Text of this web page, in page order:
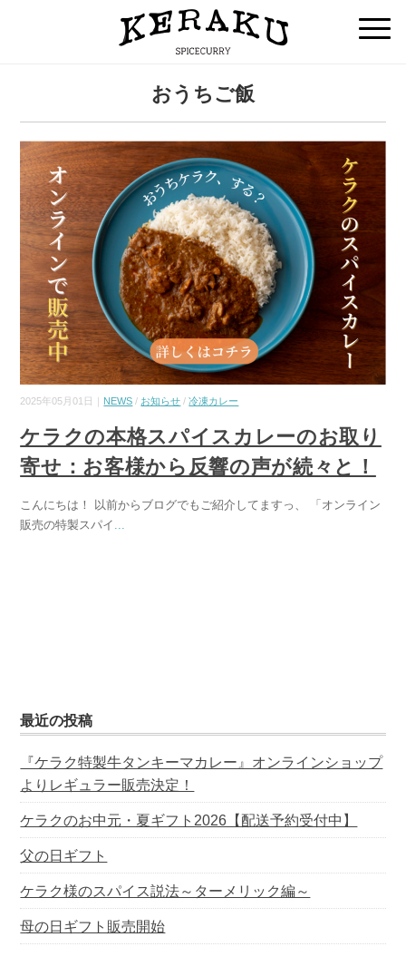
おうちご飯
2025年05月01日｜ NEWS / お知らせ /冷凍カレー
ケラクの本格スパイスカレーのお取り
寄せ：お客様から反響の声が続々と！
こんにちは！ 以前からブログでもご紹介してますっ、 「オンライン
販売の特製スパイ
最近の投稿
『ケラク特製牛タンキーマカレー』オンラインショップ
よりレギュラー販売決定！
ケラクのお中元・夏ギフト2026【配送予約受付中】
父の日ギフト
ケラク様のスパイス説法～ターメリック編～
母の日ギフト販売開始